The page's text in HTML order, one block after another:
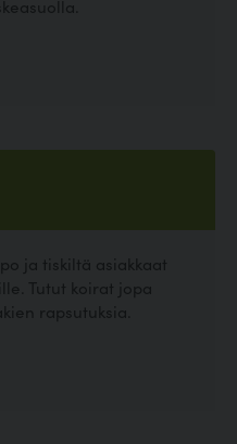
ja tiskiltä asiakkaat
Tutut koirat jopa
rapsutuksia.